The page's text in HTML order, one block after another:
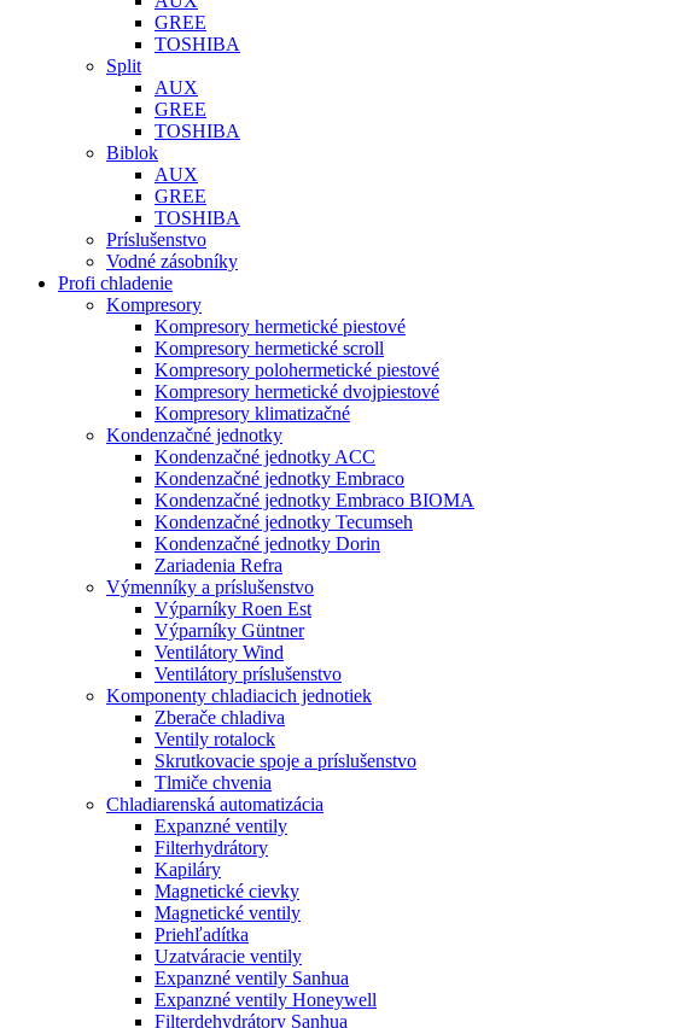
GREE
TOSHIBA
Split
AUX
GREE
TOSHIBA
Biblok
AUX
GREE
TOSHIBA
Príslušenstvo
Vodné zásobníky
Profi chladenie
Kompresory
Kompresory hermetické piestové
Kompresory hermetické scroll
Kompresory polohermetické piestové
Kompresory hermetické dvojpiestové
Kompresory klimatizačné
Kondenzačné jednotky
Kondenzačné jednotky ACC
Kondenzačné jednotky Embraco
Kondenzačné jednotky Embraco BIOMA
Kondenzačné jednotky Tecumseh
Kondenzačné jednotky Dorin
Zariadenia Refra
Výmenníky a príslušenstvo
Výparníky Roen Est
Výparníky Güntner
Ventilátory Wind
Ventilátory príslušenstvo
Komponenty chladiacich jednotiek
Zberače chladiva
Ventily rotalock
Skrutkovacie spoje a príslušenstvo
Tlmiče chvenia
Chladiarenská automatizácia
Expanzné ventily
Filterhydrátory
Kapiláry
Magnetické cievky
Magnetické ventily
Priehľadítka
Uzatváracie ventily
Expanzné ventily Sanhua
Expanzné ventily Honeywell
Filterdehydrátory Sanhua